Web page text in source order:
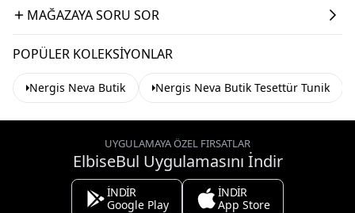
MAĞAZAYA SORU SOR
POPÜLER KOLEKSIYONLAR
Nergis Neva Butik Nergis Neva Butik Tesettür Tunik
UYGULAMAYA ÖZEL FIRSATLAR
ElbiseBul Uygulamasını İndir
İNDİR
Google Play
İNDİR
App Store